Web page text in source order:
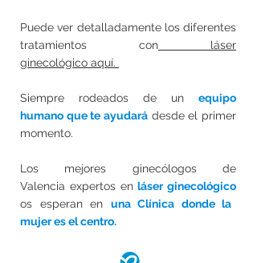
Puede ver detalladamente los diferentes
tratamientos con láser
ginecológico aquí.
Siempre rodeados de un equipo
humano que te ayudará desde el primer
momento.
Los mejores ginecólogos de
Valencia expertosenláser ginecológico
os esperan en una Clínica donde la
mujer es el centro.